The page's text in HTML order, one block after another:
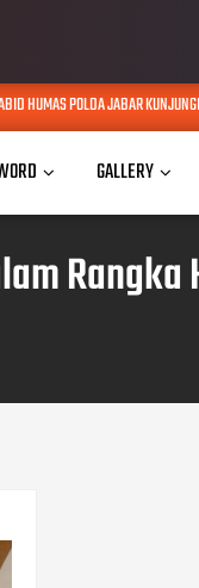
DAN BERIKAN TALI ASIH
GALLERY
Rangka